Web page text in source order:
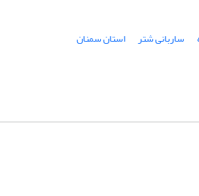
ساربانی شتر
استان سمنان